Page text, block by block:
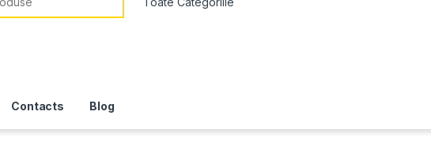
Contacts Blog